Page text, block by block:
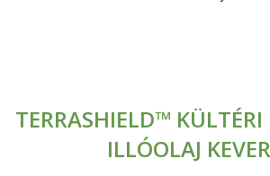
TERRASHIELD™ KÜLTÉRI
ILLÓOLAJ